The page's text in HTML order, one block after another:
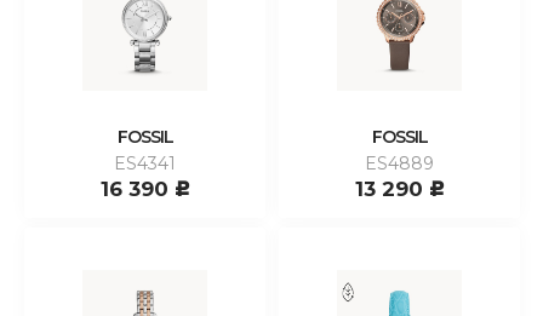
FOSSIL
ES4341
16 390 c
FOSSIL
ES4889
13 290 c